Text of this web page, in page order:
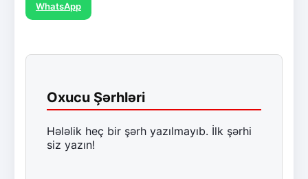
WhatsApp
Oxucu Şərhləri
Hələlik heç bir şərh yazılmayıb. İlk şərhi
siz yazın!